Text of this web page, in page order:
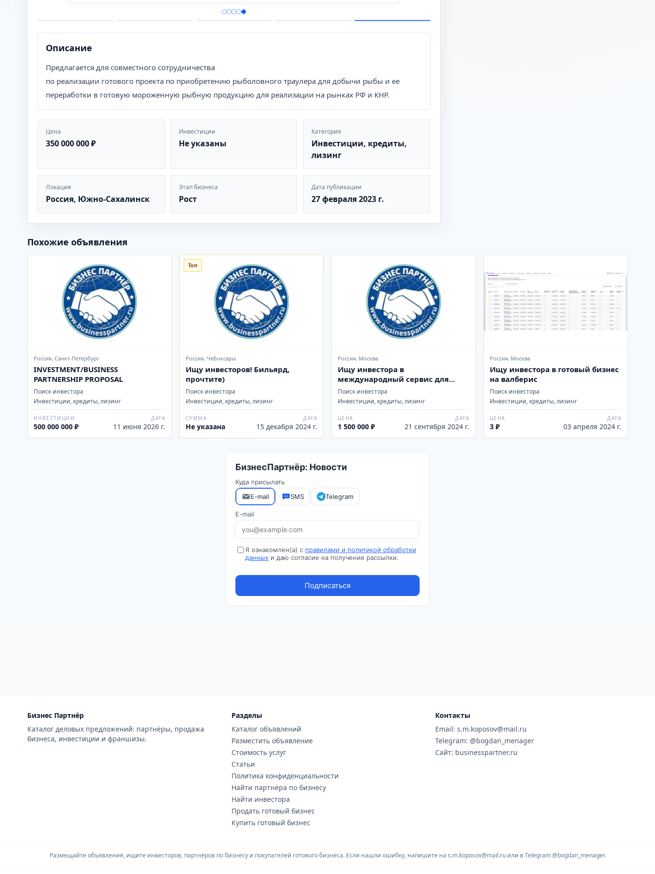
Описание
Предлагается для совместного сотрудничества
по реализации готового проекта по приобретению рыболовного траулера для добычи рыбы и ее
переработки в готовую мороженную рыбную продукцию для реализации на рынках РФ и КНР.
Цена
350 000 000 ₽
Инвестиции
Не указаны
Категория
Инвестиции, кредиты,
лизинг
Локация
Россия, Южно-Сахалинск
Этап бизнеса
Рост
Дата публикации
27 февраля 2023 г.
Похожие объявления
Россия, Санкт-Петербург
INVESTMENT/BUSINESS
PARTNERSHIP PROPOSAL
Поиск инвестора
Инвестиции, кредиты, лизинг
ИНВЕСТИЦИИ
500 000 000 ₽
ДАТА
11 июня 2026 г.
Топ
Россия, Чебоксары
Ищу инвесторов! Бильярд,
прочтите)
Поиск инвестора
Инвестиции, кредиты, лизинг
СУММА
Не указана
ДАТА
15 декабря 2024 г.
Россия, Москва
Ищу инвестора в
международный сервис для
управляемых полетов на дронах
онлайн.
Поиск инвестора
Инвестиции, кредиты, лизинг
ЦЕНА
1 500 000 ₽
ДАТА
21 сентября 2024 г.
Россия, Москва
Ищу инвестора в готовый бизнес
на валберис
Поиск инвестора
Инвестиции, кредиты, лизинг
ЦЕНА
3 ₽
ДАТА
03 апреля 2024 г.
Бизнес Партнёр
Каталог деловых предложений: партнёры, продажа
бизнеса, инвестиции и франшизы.
Разделы
Каталог объявлений
Разместить объявление
Стоимость услуг
Статьи
Политика конфиденциальности
Найти партнёра по бизнесу
Найти инвестора
Продать готовый бизнес
Купить готовый бизнес
Контакты
Email: s.m.koposov@mail.ru
Telegram: @bogdan_menager
Сайт: businesspartner.ru
Размещайте объявления, ищите инвесторов, партнёров по бизнесу и покупателей готового бизнеса. Если нашли ошибку, напишите на s.m.koposov@mail.ru или в Telegram @bogdan_menager.